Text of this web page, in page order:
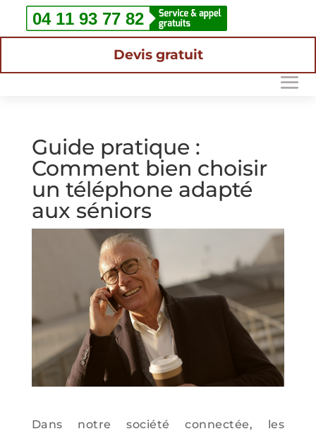
Devis gratuit
Guide pratique :
Comment bien choisir
un téléphone adapté
aux séniors
Dans notre société connectée, les